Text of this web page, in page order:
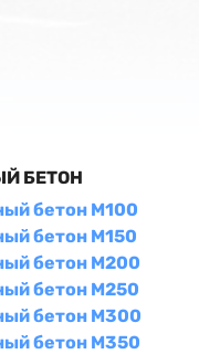
БЕТОН
бетон М100
бетон М150
бетон М200
бетон М250
бетон М300
бетон М350